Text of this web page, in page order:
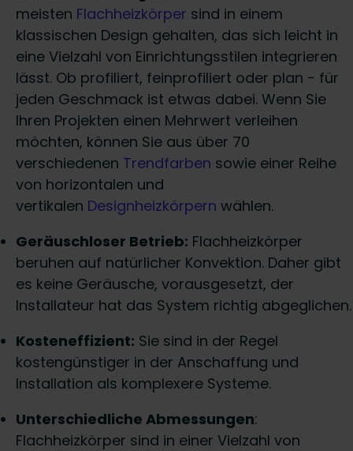
meisten Flachheizkörper sind in einem
klassischen Design gehalten, das sich leicht in
eine Vielzahl von Einrichtungsstilen integrieren
lässt. Ob profiliert, feinprofiliert oder plan − für
jeden Geschmack ist etwas dabei. Wenn Sie
Ihren Projekten einen Mehrwert verleihen
möchten, können Sie aus über 70
verschiedenen Trendfarben sowie einer Reihe
von horizontalen und
vertikalen Designheizkörpern wählen.
Geräuschloser Betrieb: Flachheizkörper
beruhen auf natürlicher Konvektion. Daher gibt
es keine Geräusche, vorausgesetzt, der
Installateur hat das System richtig abgeglichen.
Kosteneffizient: Sie sind in der Regel
kostengünstiger in der Anschaffung und
Installation als komplexere Systeme.
Unterschiedliche Abmessungen:
Flachheizkörper sind in einer Vielzahl von